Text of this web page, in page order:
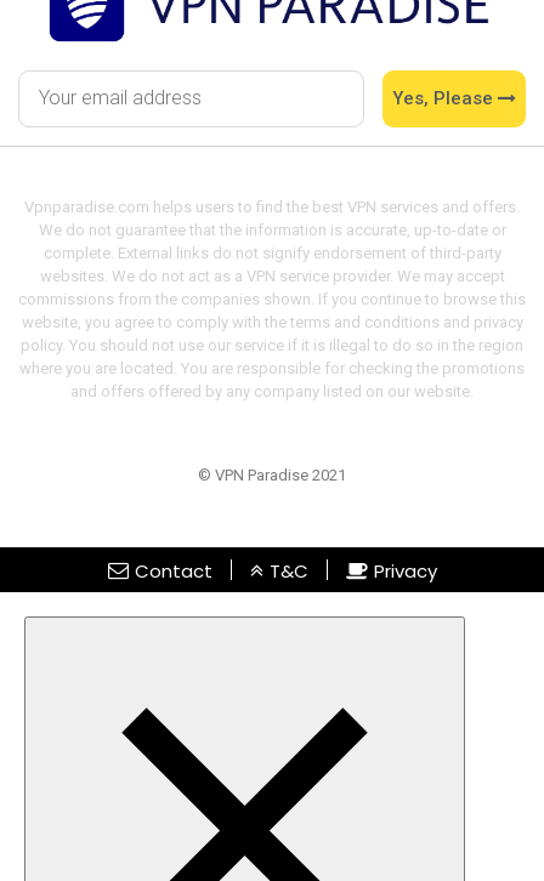
Yes, Please
Vpnparadise.com helps users to find the best VPN services and offers.
We do not guarantee that the information is accurate, up-to-date or
complete. External links do not signify endorsement of third-party
websites. We do not act as a VPN service provider. We may accept
commissions from the companies shown. If you continue to browse this
website, you agree to comply with the terms and conditions and privacy
policy. You should not use our service if it is illegal to do so in the region
where you are located. You are responsible for checking the promotions
and offers offered by any company listed on our website.
© VPN Paradise 2021
Contact T&C Privacy